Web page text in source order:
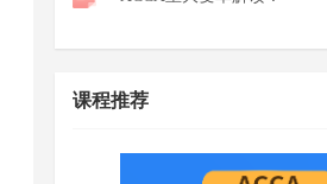
课程推荐